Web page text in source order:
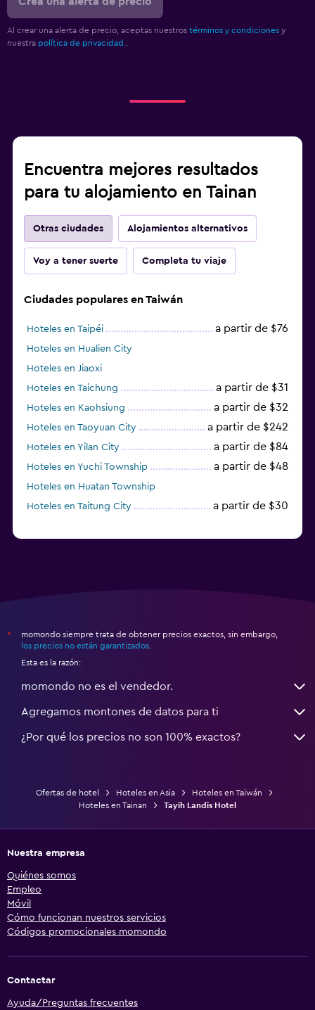
Al crear una alerta de precio, aceptas nuestros términos y condiciones y
nuestra política de privacidad.
Encuentra mejores resultados
para tu alojamiento en Tainan
Otras ciudades Alojamientos alternativos
Voy a tener suerte Completa tu viaje
Ciudades populares en Taiwán
Hoteles en Taipéi a partir de $76
Hoteles en Hualien City
Hoteles en Jiaoxi
Hoteles en Taichung
a partir de $31
Hoteles en Kaohsiung a partir de $32
Hoteles en Taoyuan City a partir de $242
Hoteles en Yilan City a partir de $84
Hoteles en Yuchi Township a partir de $48
Hoteles en Huatan Township
Hoteles en Taitung City
a partir de $30
*
momondo siempre trata de obtener precios exactos, sin embargo,
los precios no están garantizados
Esta es la razón:
momondo no es el vendedor.
Agregamos montones de datos para ti
¿Por qué los precios no son 100% exactos?
Ofertas de hotel Hoteles en Asia
Hoteles en Taiwán
Hoteles en Tainan
Tayih Landis Hotel
Nuestra empresa
Quiénes somos
Empleo
Móvil
Cómo funcionan nuestros servicios
Códigos promocionales momondo
Contactar
Ayuda/Preguntas frecuentes